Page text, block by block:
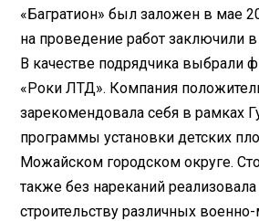
«Багратион» был заложен в мае
на проведение работ заключили в
В качестве подрядчика выбрали
«Роки ЛТД». Компания
зарекомендовала себя в рамках
программы установки детских
Можайском городском округе.
также без нареканий
строительству различных